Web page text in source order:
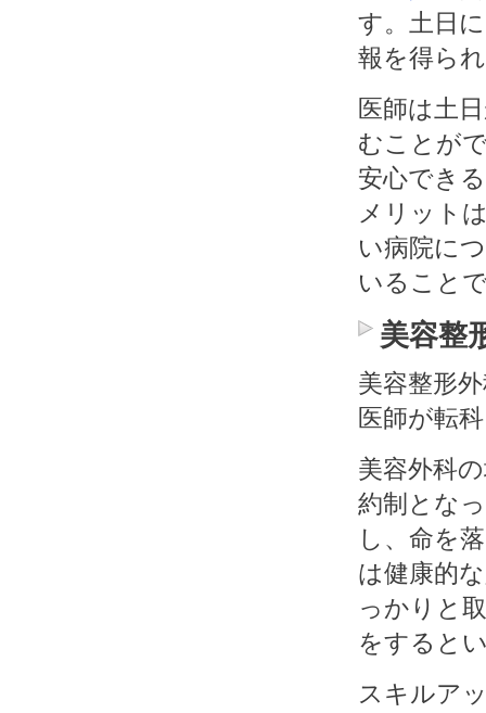
す。土日
報を得ら
医師は土
むことが
安心でき
メリット
い病院に
いること
美容整
美容整形
医師が転
美容外科
約制とな
し、命を
は健康的
っかりと
をすると
スキルア